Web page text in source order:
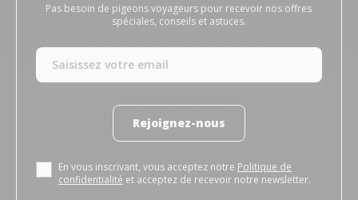
Pas besoin de pigeons voyageurs pour recevoir nos offres
spéciales, conseils et astuces.
Rejoignez-nous
En vous inscrivant, vous acceptez notre Politique de
confidentialité et acceptez de recevoir notre newsletter.